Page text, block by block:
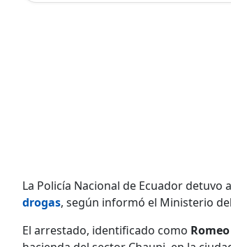
La Policía Nacional de Ecuador
drogas, según informó el Ministerio
El arrestado, identificado como Romeo